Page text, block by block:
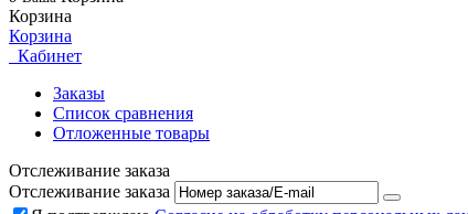
Корзина
Корзина
Кабинет
Заказы
Список сравнения
Отложенные товары
Отслеживание заказа
Отслеживание заказа